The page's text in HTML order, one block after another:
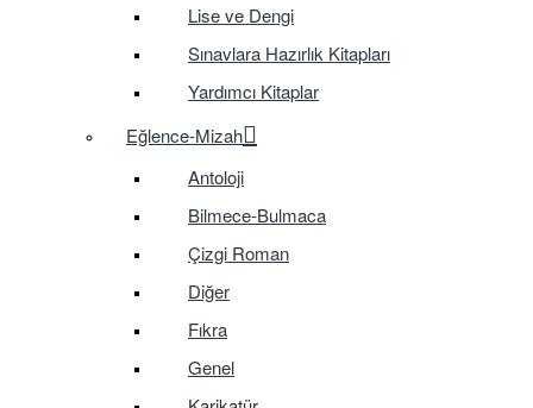
Lise ve Dengi
Sınavlara Hazırlık Kitapları
Yardımcı Kitaplar
Eğlence-Mizah
Antoloji
Bilmece-Bulmaca
Çizgi Roman
Diğer
Fıkra
Genel